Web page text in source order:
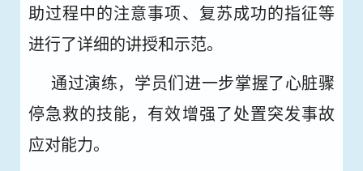
助过程中的注意事项、复苏成功的指征等
进行了详细的讲授和示范。
通过演练，学员们进一步掌握了心脏骤
停急救的技能，有效增强了处置突发事故
应对能力。